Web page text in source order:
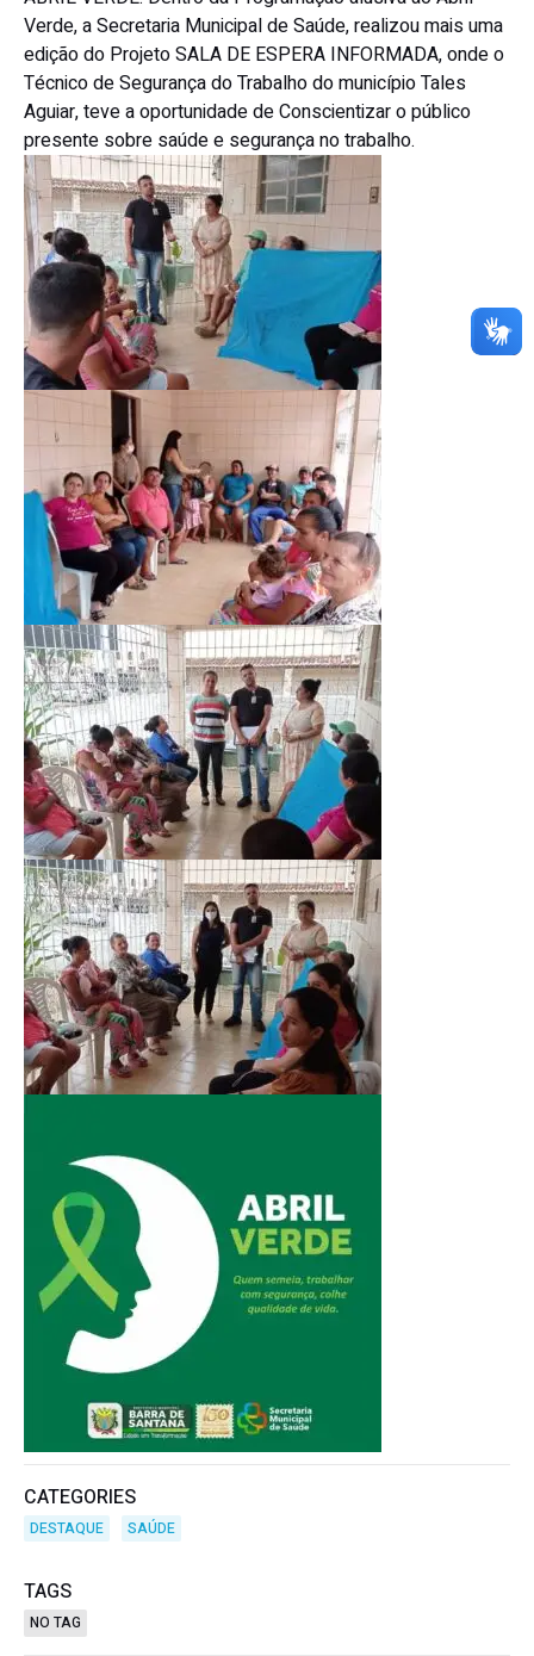
Verde, a Secretaria Municipal de Saúde, realizou mais uma
edição do Projeto SALA DE ESPERA INFORMADA, onde o
Técnico de Segurança do Trabalho do município Tales
Aguiar, teve a oportunidade de Conscientizar o público
presente sobre saúde e segurança no trabalho.
CATEGORIES
DESTAQUE SAÚDE
TAGS
NO TAG